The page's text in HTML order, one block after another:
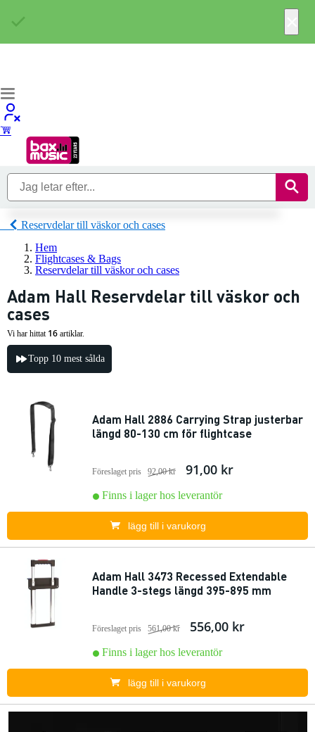
Reservdelar till väskor och cases
Hem
Flightcases & Bags
Reservdelar till väskor och cases
Adam Hall Reservdelar till väskor och
cases
Vi har hittat 16 artiklar.
Topp 10 mest sålda
Adam Hall 2886 Carrying Strap justerbar
längd 80-130 cm för flightcase
Föreslaget pris 92,00 kr 91,00 kr
Finns i lager hos leverantör
lägg till i varukorg
Adam Hall 3473 Recessed Extendable
Handle 3-stegs längd 395-895 mm
Föreslaget pris 561,00 kr 556,00 kr
Finns i lager hos leverantör
lägg till i varukorg